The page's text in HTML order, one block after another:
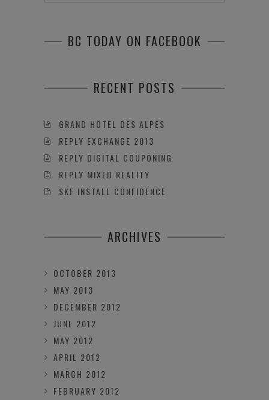
BC TODAY ON FACEBOOK
RECENT POSTS
GRAND HOTEL DES ALPES
REPLY EXCHANGE 2013
REPLY DIGITAL COUPONING
REPLY MIXED REALITY
SKF INSTALL CONFIDENCE
ARCHIVES
OCTOBER 2013
MAY 2013
DECEMBER 2012
JUNE 2012
MAY 2012
APRIL 2012
MARCH 2012
FEBRUARY 2012